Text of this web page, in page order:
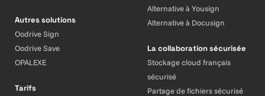
Autres solutions
Oodrive Sign
Oodrive Save
OPALEXE
Tarifs
Alternative à Yousign
Alternative à Docusign
La collaboration sécurisée
Stockage cloud français
sécurisé
Partage de fichiers sécurisé